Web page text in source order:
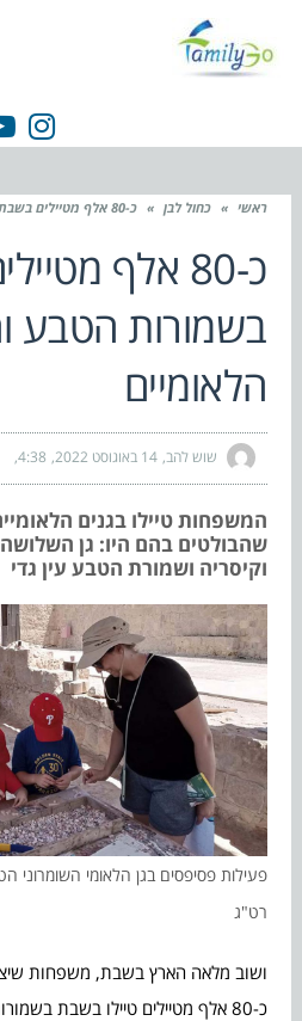
ראשי » כחול לבן » כ-80 אלף מטיילים בשבת בשמורות הטבע והגנים הלאומיים
כ-80 אלף
בשמורות הטבע
הלאומיים
שוש להב 14 באוגוסט 2022 4:38
המשפחות טיילו בגנים
שהבולטים בהם היו: גן
וקיסריה ושמורת הטבע עין גדי
פעילות פסיפסים בגן הלאומי השומרוני
רט"ג
ושוב מלאה הארץ בשבת, משפחות
כ-80 אלף מטיילים טיילו בשבת